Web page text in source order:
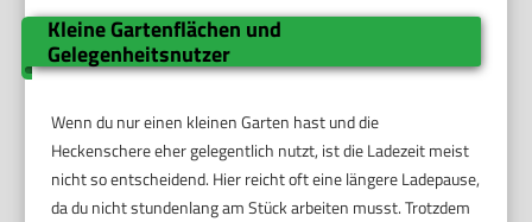
Kleine Gartenflächen und
Gelegenheitsnutzer
Wenn du nur einen kleinen Garten hast und die
Heckenschere eher gelegentlich nutzt, ist die Ladezeit meist
nicht so entscheidend. Hier reicht oft eine längere Ladepause,
da du nicht stundenlang am Stück arbeiten musst. Trotzdem